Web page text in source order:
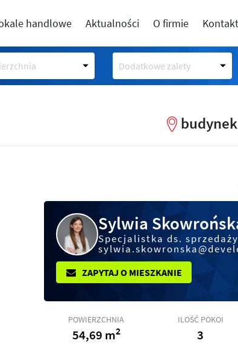
handlowe Aktualności O firmie Kontakt
Dodatkowe zalety
Sylwia
Specjalistka ds. sprzedaży
ZAPYTAJ O MIESZKANIE
POWIERZCHNIA
54,69 m2
ILOŚĆ POKOI
3